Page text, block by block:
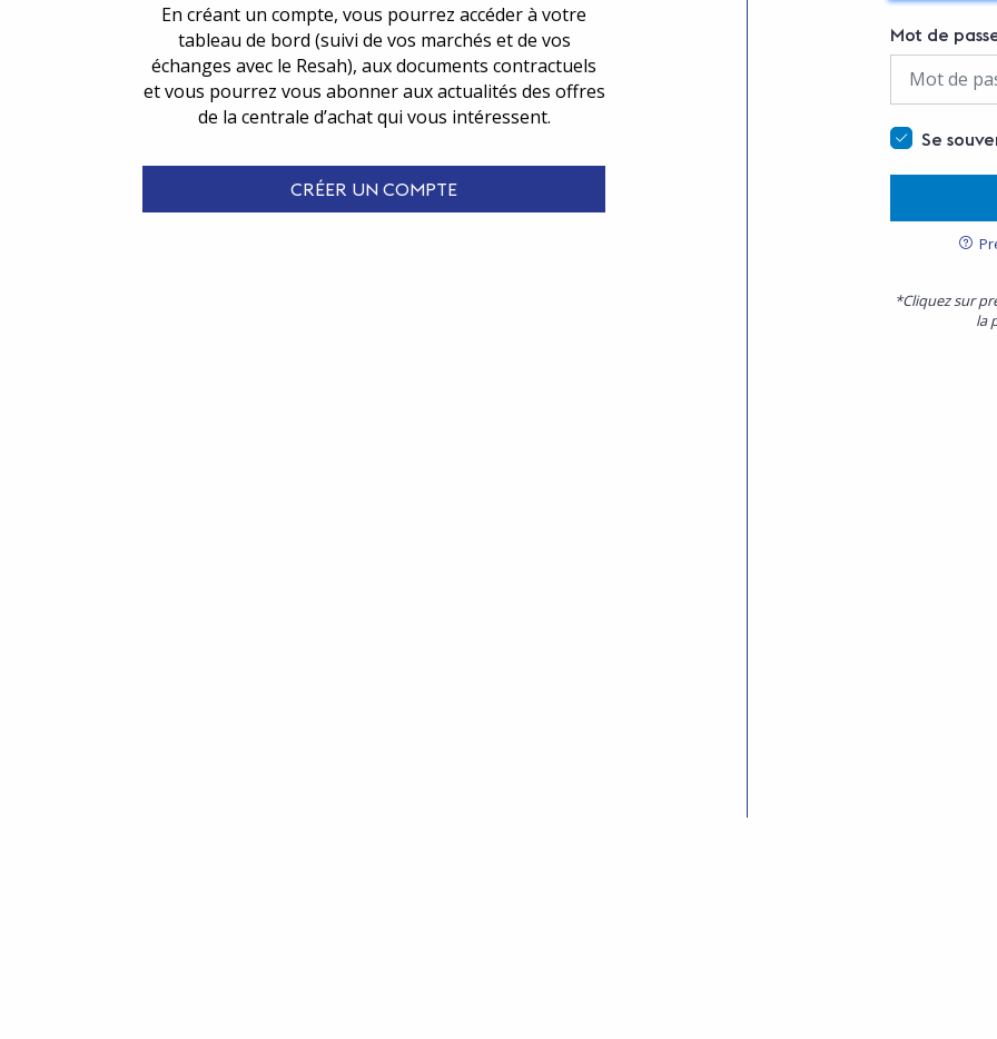
En créant un compte, vous pourrez accéder à votre
tableau de bord (suivi de vos marchés et de vos
échanges avec le Resah), aux documents contractuels
et vous pourrez vous abonner aux actualités des offres
de la centrale d’achat qui vous intéressent.
CRÉER UN COMPTE
Mot de
Se
*Cliquez sur
la